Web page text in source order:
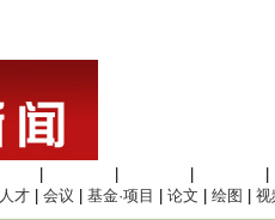
人才 会议 基金·项目 论文 绘图 视